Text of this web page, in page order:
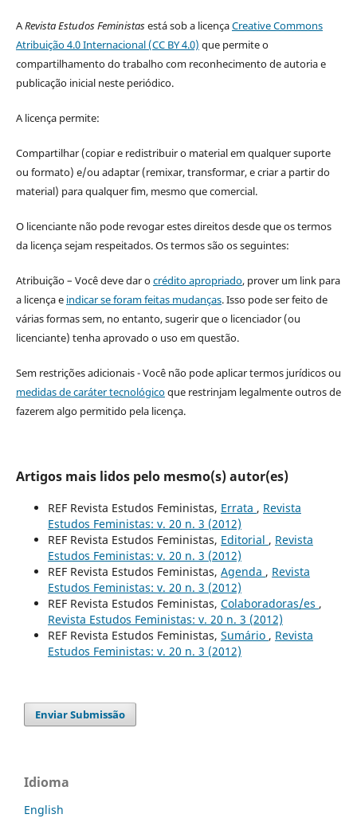
ARevista Estudos Feministasestá sob a licençaCreative Commons
Atribuição 4.0 Internacional (CC BY 4.0) que permite o
compartilhamento do trabalho com reconhecimento de autoria e
publicação inicial neste periódico.
A licença permite:
Compartilhar (copiar e redistribuir o material em qualquer suporte
ou formato) e/ou adaptar (remixar, transformar, e criar a partir do
material) para qualquer fim, mesmo que comercial.
O licenciante não pode revogar estes direitos desde que os termos
da licença sejam respeitados. Os termos são os seguintes:
Atribuição – Você deve dar ocrédito apropriado, prover um link para
a licença e indicar se foram feitas mudanças. Isso pode ser feito de
várias formas sem, no entanto, sugerir que o licenciador (ou
licenciante) tenha aprovado o uso em questão.
Sem restrições adicionais - Você não pode aplicar termos jurídicos ou
medidas de caráter tecnológicoque restrinjam legalmente outros de
fazerem algo permitido pela licença.
Artigos mais lidos pelo mesmo(s) autor(es)
REF Revista Estudos Feministas, Errata , Revista
Estudos Feministas: v. 20 n. 3 (2012)
REF Revista Estudos Feministas, Editorial , Revista
Estudos Feministas: v. 20 n. 3 (2012)
REF Revista Estudos Feministas, Agenda , Revista
Estudos Feministas: v. 20 n. 3 (2012)
REF Revista Estudos Feministas, Colaboradoras/es ,
Revista Estudos Feministas: v. 20 n. 3 (2012)
REF Revista Estudos Feministas, Sumário , Revista
Estudos Feministas: v. 20 n. 3 (2012)
Enviar Submissão
Idioma
English